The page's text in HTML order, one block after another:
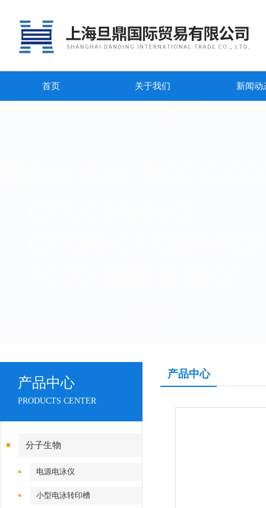
首页 关于我们 新闻动
产品中心
PRODUCTS CENTER
分子生物
电源电泳仪
小型电泳转印槽
产品中心